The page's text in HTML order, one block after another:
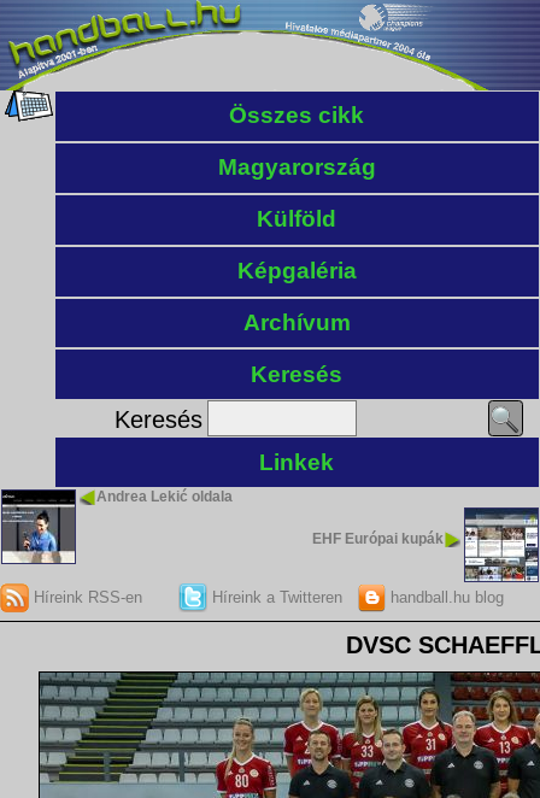
Összes cikk
Magyarország
Külföld
Képgaléria
Archívum
Keresés
Keresés
Linkek
Andrea Lekić oldala
EHF Európai kupák
Híreink RSS-en Híreink a Twitteren handball.hu blog
DVSC